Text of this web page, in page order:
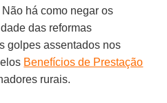
Não há como negar os
das reformas
golpes assentados nos
Benefícios de Prestação
rurais.